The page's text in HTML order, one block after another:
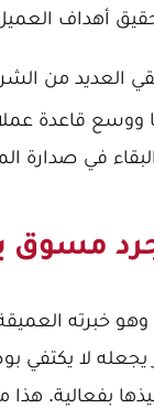
أهداف
العديد من
ووسع قاعدة
في صدارة
مسوق
خبرته
لا يكتفي
بفعالية.